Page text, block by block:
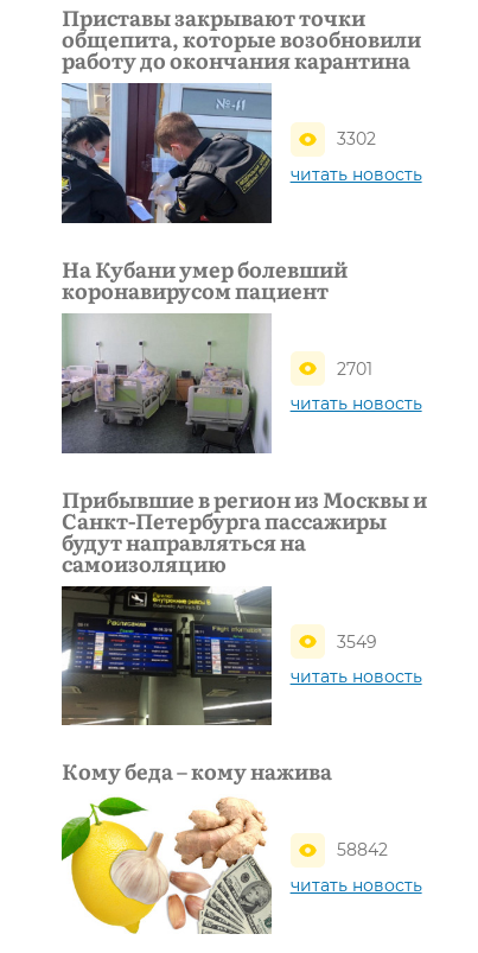
Приставы закрывают точки
общепита, которые возобновили
работу до окончания карантина
3302
читать новость
На Кубани умер болевший
коронавирусом пациент
2701
читать новость
Прибывшие в регион из Москвы и
Санкт-Петербурга пассажиры
будут направляться на
самоизоляцию
3549
читать новость
Кому беда – кому нажива
58842
читать новость